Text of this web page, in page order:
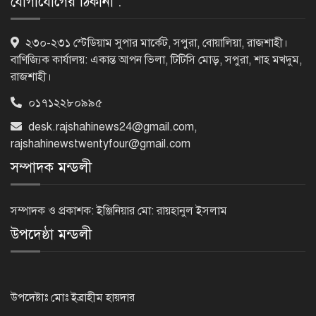
নগরীকে মাদকমুক্ত ও বিভিন্ন অপরাধমুক্ত
করতে পুলিশের বিশেষ অভিযানে
গ্রেপ্তার-২২
মাদক ব্যবসায়ী গ্রেপ্তার
পুনঃপ্রতিষ্ঠার দিন: প্রধানমন্ত্রী
২৩০-২৩১ স্টেডিয়াম সুপার মার্কেট, সপুরা, বোয়ালিয়া, রাজশাহী।
বাণিজ্যিক কার্যালয়: একান্ত আপন ভিলা, টিটিসি মোড়, সপুরা, শাহ মখদুম,
রাজশাহী।
০১৭১২২৮০৯৯৫
desk.rajshahinews24@gmail.com,
rajshahinewstwentyfour@gmail.com
সম্পাদক মন্ডলী
সম্পাদক ও প্রকাশক: ইঞ্জিনিয়ার মো: রায়হানুল ইসলাম
উপদেষ্ঠা মন্ডলী
উপদেষ্টাঃ মোঃ ইব্রাহীম হায়দার